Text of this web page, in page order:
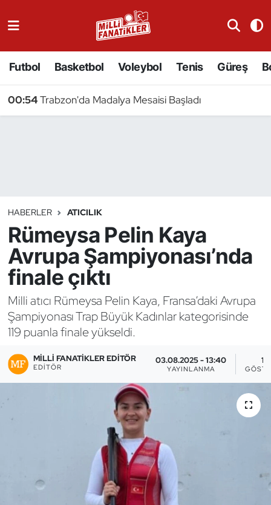
Futbol Basketbol Voleybol Tenis Güreş
00:54Trabzon'da Madalya Mesaisi Başladı
HABERLER ATICILIK
Rümeysa Pelin Kaya
Avrupa Şampiyonası’nda
finale çıktı
Milli atıcı Rümeysa Pelin Kaya, Fransa’daki Avrupa
Şampiyonası Trap Büyük Kadınlar kategorisinde
119 puanla finale yükseldi.
MILLI FANATIKLER EDITÖR
EDITÖR
03.08.2025 - 13:40
YAYINLANMA
13
Badminton
Binicilik
Bisiklet
Bocce Bowling Dart
Boks
Briç
Buz Hokeyi
Cimnastik